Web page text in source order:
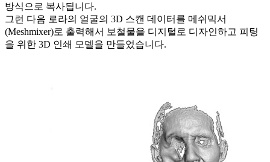
방식으로 복사됩니다.
그런 다음 로라의 얼굴의 3D 스캔 데이터를 메쉬믹서
(Meshmixer)로 출력해서 보철물을 디지털로 디자인하고 피팅
을 위한 3D 인쇄 모델을 만들었습니다.